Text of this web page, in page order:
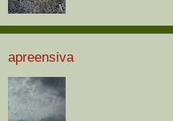
apreensiva